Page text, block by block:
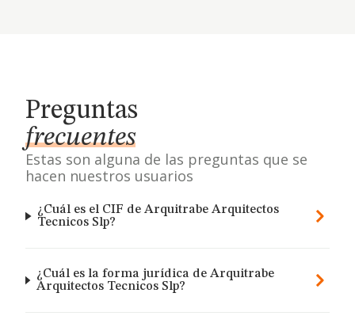
Preguntas
frecuentes
Estas son alguna de las preguntas que se
hacen nuestros usuarios
¿Cuál es el CIF de Arquitrabe Arquitectos
Tecnicos Slp?
¿Cuál es la forma jurídica de Arquitrabe
Arquitectos Tecnicos Slp?